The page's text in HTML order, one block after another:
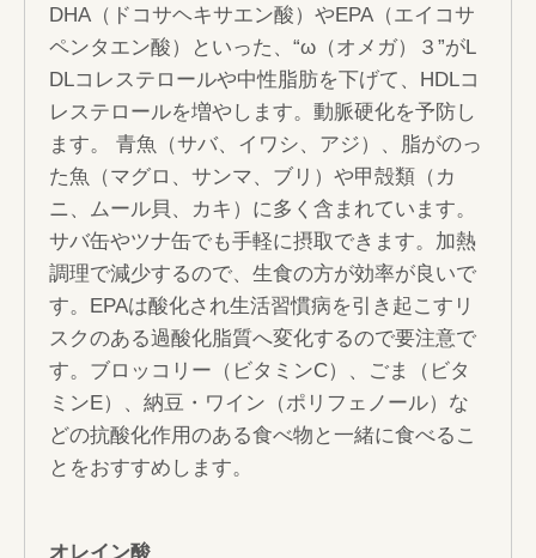
DHA（ドコサヘキサエン酸）やEPA（エイコサ
ペンタエン酸）といった、“ω（オメガ）３”がL
DLコレステロールや中性脂肪を下げて、HDLコ
レステロールを増やします。動脈硬化を予防し
ます。 青魚（サバ、イワシ、アジ）、脂がのっ
た魚（マグロ、サンマ、ブリ）や甲殻類（カ
ニ、ムール貝、カキ）に多く含まれています。
サバ缶やツナ缶でも手軽に摂取できます。加熱
調理で減少するので、生食の方が効率が良いで
す。EPAは酸化され生活習慣病を引き起こすリ
スクのある過酸化脂質へ変化するので要注意で
す。ブロッコリー（ビタミンC）、ごま（ビタ
ミンE）、納豆・ワイン（ポリフェノール）な
どの抗酸化作用のある食べ物と一緒に食べるこ
とをおすすめします。
オレイン酸